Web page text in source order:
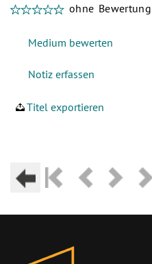
ohne Bewertung
Titel exportieren